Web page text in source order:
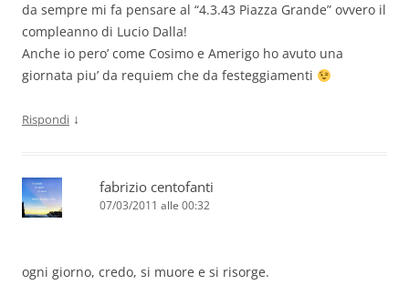
da sempre mi fa pensare al “4.3.43 Piazza Grande” ovvero il
compleanno di Lucio Dalla!
Anche io pero’ come Cosimo e Amerigo ho avuto una
giornata piu’ da requiem che da festeggiamenti
Rispondi ↓
fabrizio centofanti
07/03/2011 alle 00:32
ogni giorno, credo, si muore e si risorge.